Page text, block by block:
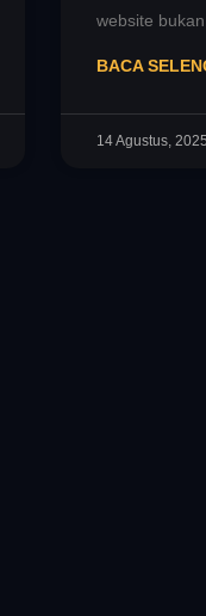
website
BACA
14 Agustus, 2025